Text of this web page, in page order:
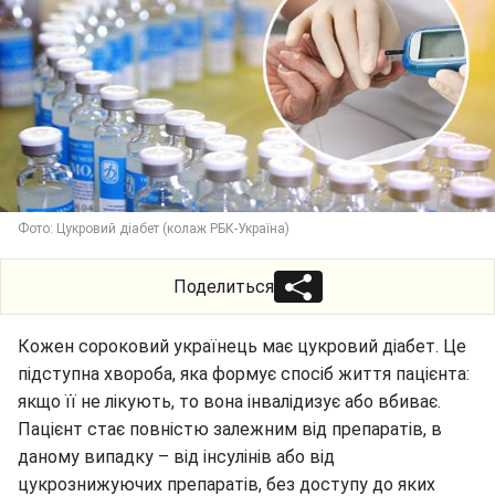
Фото: Цукровий діабет (колаж РБК-Україна)
Поделиться
Кожен сороковий українець має цукровий діабет. Це
підступна хвороба, яка формує спосіб життя пацієнта:
якщо її не лікують, то вона інвалідизує або вбиває.
Пацієнт стає повністю залежним від препаратів, в
даному випадку – від інсулінів або від
цукрознижуючих препаратів, без доступу до яких